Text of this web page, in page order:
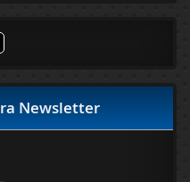
Newsletter